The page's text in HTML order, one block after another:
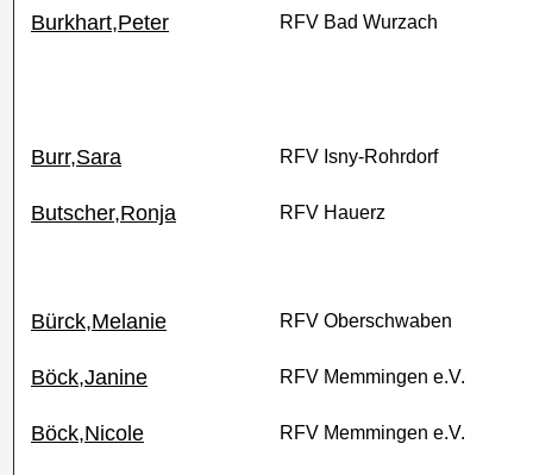
Burkhart,Peter RFV Bad Wurzach
Burr,Sara RFV Isny-Rohrdorf
Butscher,Ronja RFV Hauerz
Bürck,Melanie RFV Oberschwaben
Böck,Janine RFV Memmingen e.V.
Böck,Nicole RFV Memmingen e.V.